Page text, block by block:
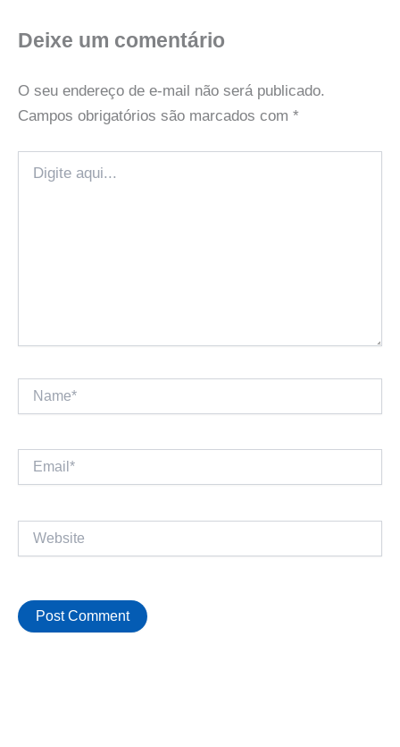
Deixe um comentário
O seu endereço de e-mail não será publicado.
Campos obrigatórios são marcados com *
aqui...
Email*